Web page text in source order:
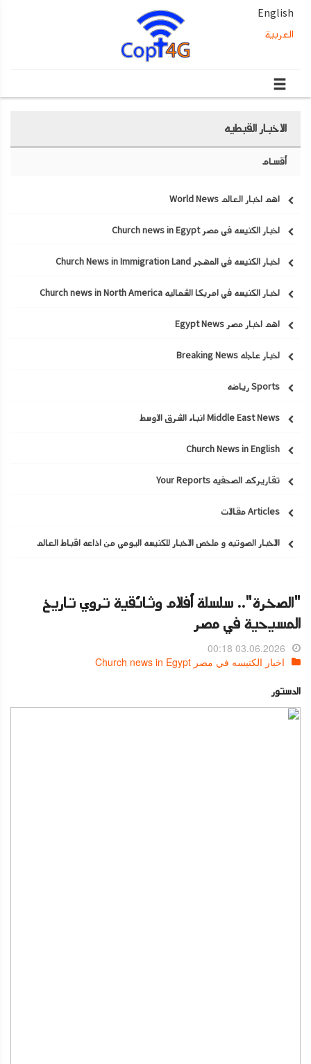
English
العربية
الاخبار القبطيه
أقسام
اهم اخبار العالم World News
اخبار الكنيسه في مصر Church news in Egypt
اخبار الكنيسه في المهجر Church News in Immigration Land
اخبار الكنيسه في امريكا الشماليه Church news in North America
اهم اخبار مصر Egypt News
اخبار عاجله Breaking News
Sports رياضه
Middle East News انباء الشرق الاوسط
Church News in English
تقاريركم الصحفيه Your Reports
Articles مقالات
الاخبار الصوتيه و ملخص الاخبار للكنيسه اليومي من اذاعه اقباط العالم
"الصخرة".. سلسلة أفلام وثائقية تروي تاريخ
المسيحية في مصر
03.06.2026 00:18
اخبار الكنيسه في مصر Church news in Egypt
الدستور